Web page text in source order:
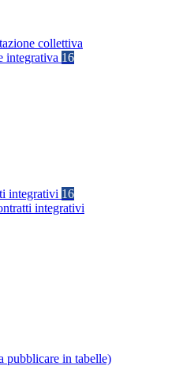
collettiva
integrativa 16
integrativi 16
integrativi
pubblicare in tabelle)